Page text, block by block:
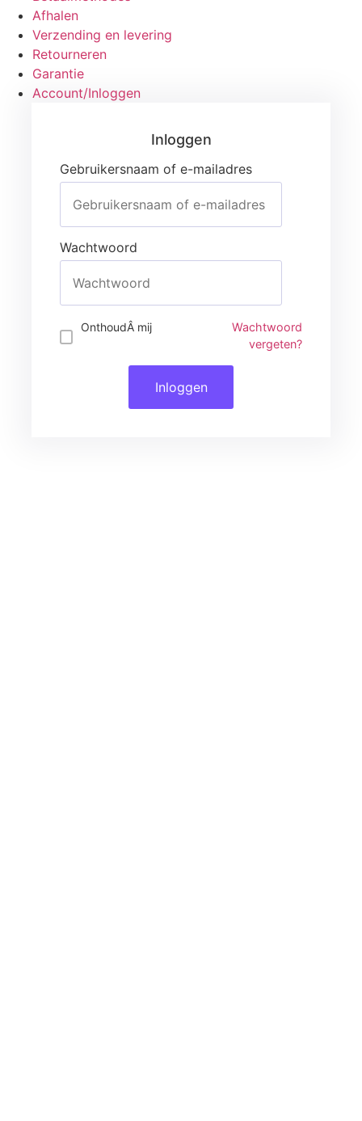
Afhalen
Verzending en levering
Retourneren
Garantie
Account/Inloggen
Gebruikersnaam of e-mailadres
Wachtwoord
Inloggen